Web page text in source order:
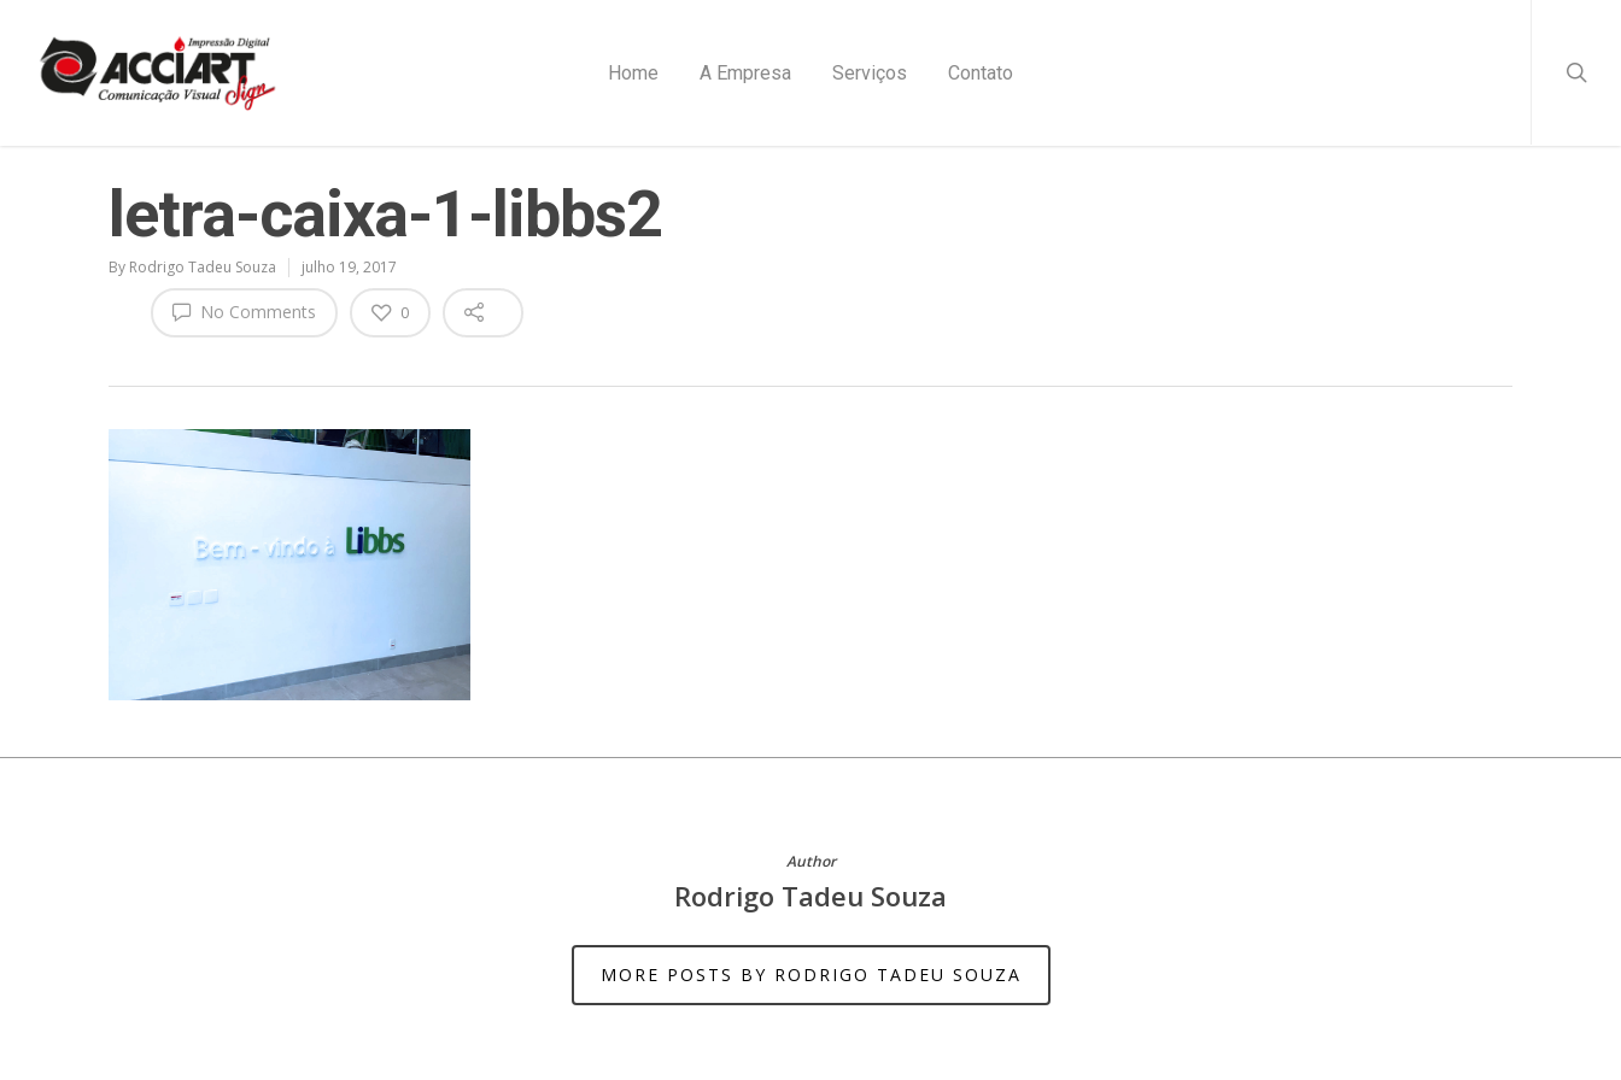
Home A Empresa Serviços Contato
letra-caixa-1-libbs2
By Rodrigo Tadeu Souza julho 19, 2017
No Comments 0
Author
Rodrigo Tadeu Souza
MORE POSTS BY RODRIGO TADEU SOUZA